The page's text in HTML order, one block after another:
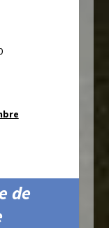
de